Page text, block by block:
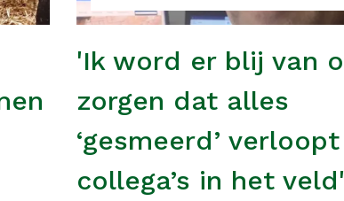
'Ik word er blij van
zorgen dat alles
‘gesmeerd’
collega’s in het veld'